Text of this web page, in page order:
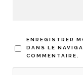
ENREGISTRER
DANS LE
COMMENTAIRE.